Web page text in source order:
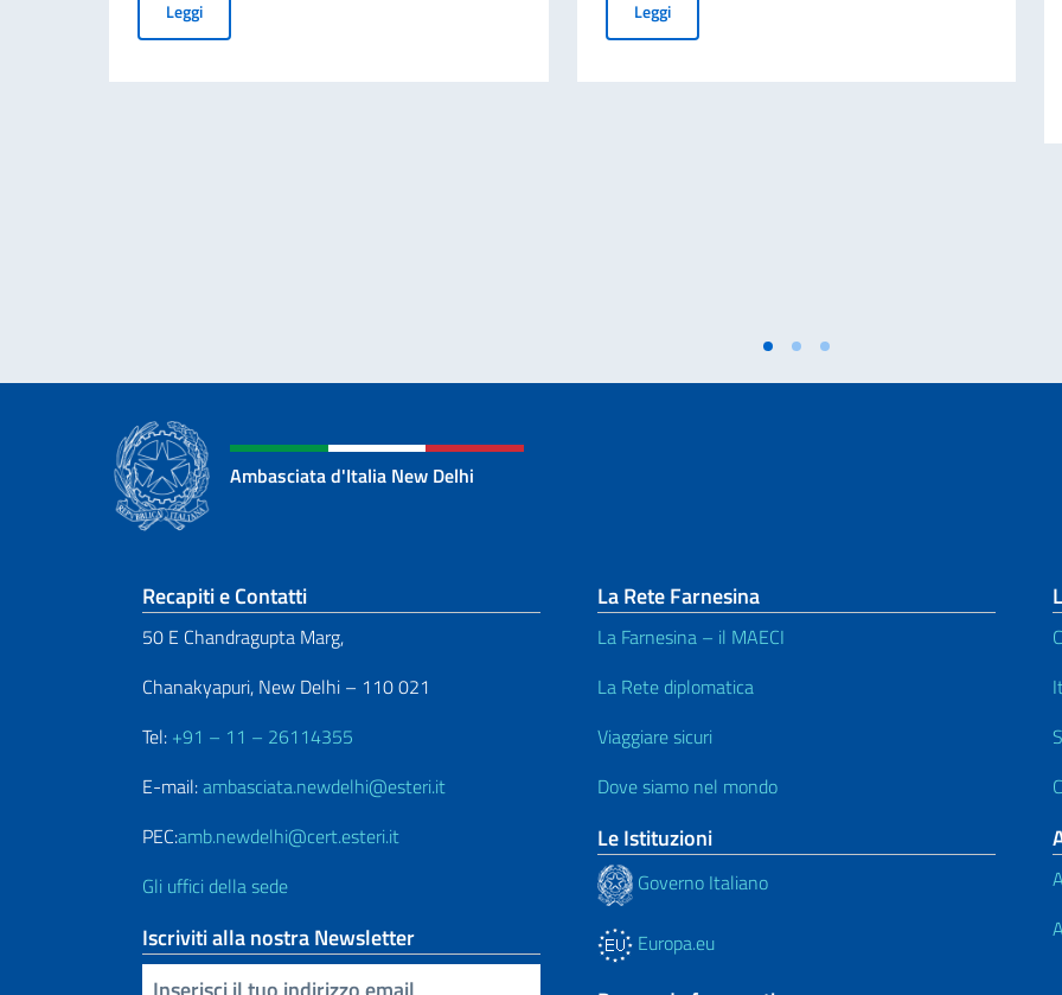
LeggiAVVISO DI ASSUNZIONE DI 02 IMPIEGATI A CONTRATTO LeggiHOW TO APPLY FOR BUSINESS VISA TO ATTEND
Ambasciata d'Italia New Delhi
Sezione footer
Recapiti e Contatti
50 E Chandragupta Marg,
Chanakyapuri, New Delhi – 110 021
Tel: +91 – 11 – 26114355
E-mail:ambasciata.newdelhi@esteri.it
PEC:amb.newdelhi@cert.esteri.it
Gli uffici della sede
Iscriviti alla nostra Newsletter
Inserisci la tua email
La Rete Farnesina
La Farnesina – il MAECI
La Rete diplomatica
Viaggiare sicuri
Dove siamo nel mondo
Le Istituzioni
Governo Italiano
Europa.eu